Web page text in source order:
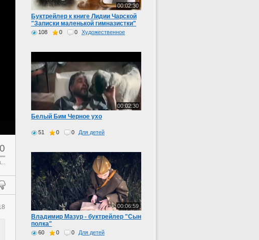
0
00:02:30
Буктрейлер к книге Лидии Чарской
"Записки маленькой гимназистки"
108 0 0 Художественное
00:02:30
Белый Бим Черное ухо
51 0 0 Для детей
00:06:59
Владимир Мазур - буктрейлер "Сын
полка"
60 0 0 Для детей